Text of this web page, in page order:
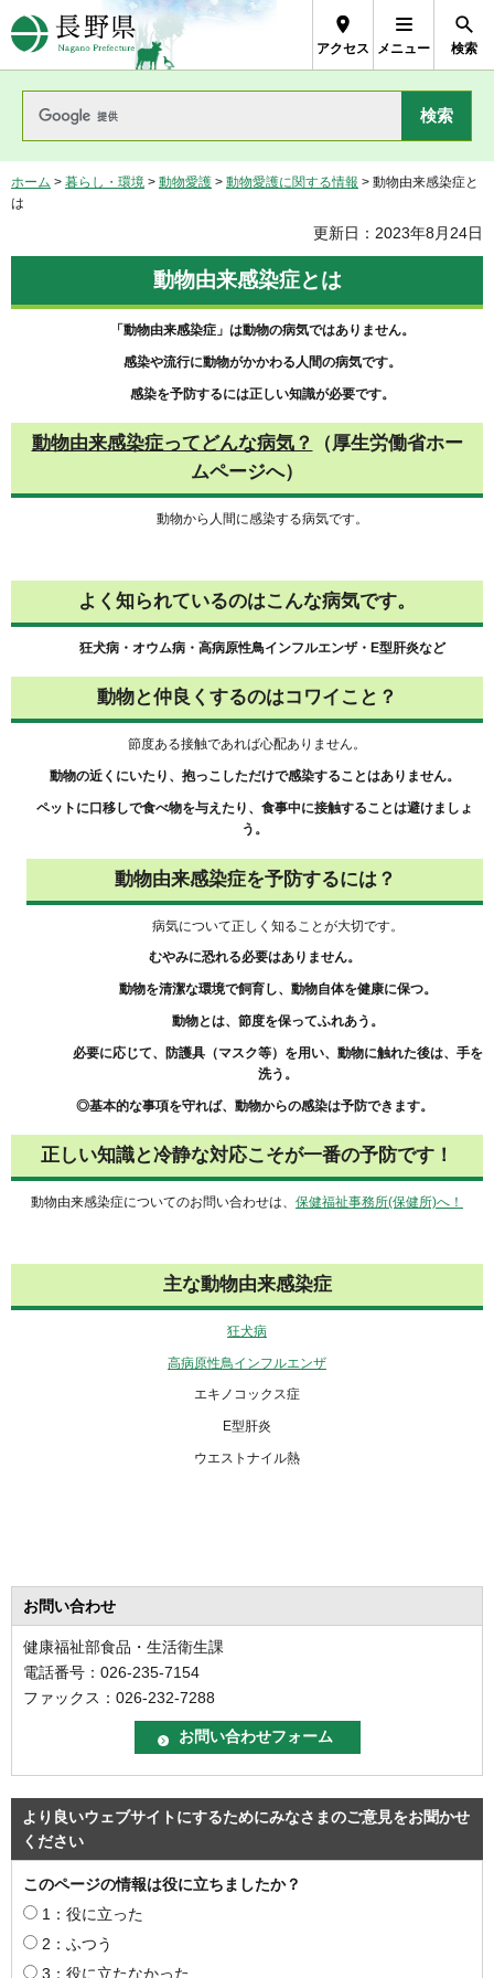
長野県Nagano Prefecture
アクセス メニュー 検索
ホーム > 暮らし・環境 > 動物愛護 > 動物愛護に関する情報 > 動物由来感染症と
は
更新日：2023年8月24日
動物由来感染症とは
「動物由来感染症」は動物の病気ではありません。
感染や流行に動物がかかわる人間の病気です。
感染を予防するには正しい知識が必要です。
動物由来感染症ってどんな病気？
（厚生労働省ホー
ムページへ）
動物から人間に感染する病気です。
よく知られているのはこんな病気です。
狂犬病・オウム病・高病原性鳥インフルエンザ・E型肝炎など
動物と仲良くするのはコワイこと？
節度ある接触であれば心配ありません。
動物の近くにいたり、抱っこしただけで感染することはありません。
ペットに口移しで食べ物を与えたり、食事中に接触することは避けましょ
う。
動物由来感染症を予防するには？
病気について正しく知ることが大切です。
むやみに恐れる必要はありません。
動物を清潔な環境で飼育し、動物自体を健康に保つ。
動物とは、節度を保ってふれあう。
必要に応じて、防護具（マスク等）を用い、動物に触れた後は、手を
洗う。
◎基本的な事項を守れば、動物からの感染は予防できます。
正しい知識と冷静な対応こそが一番の予防です！
動物由来感染症についてのお問い合わせは、 保健福祉事務所(保健所)へ！
主な動物由来感染症
狂犬病
高病原性鳥インフルエンザ
エキノコックス症
E型肝炎
ウエストナイル熱
お問い合わせ
健康福祉部食品・生活衛生課
電話番号：026-235-7154
ファックス：026-232-7288
より良いウェブサイトにするためにみなさまのご意見をお聞かせ
ください
このページの情報は役に立ちましたか？
1：役に立った
2：ふつう
3：役に立たなかった